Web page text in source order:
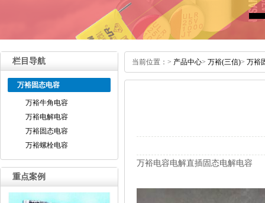
栏目导航
万裕固态电容
万裕牛角电容
万裕电解电容
万裕固态电容
万裕螺栓电容
重点案例
当前位置： > 产品中心> 万裕(三信)> 万裕
万裕电容电解直插固态电解电容